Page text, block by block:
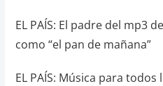
EL PAÍS: El padre del mp3
como “el pan de mañana”
EL PAÍS: Música para todos